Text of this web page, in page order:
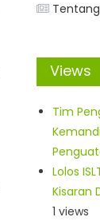
Views
Tim
Lolos
Kisaran
1 views